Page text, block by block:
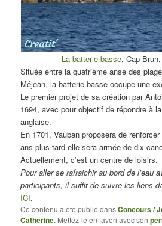
La batterie basse, Cap
Située entre la quatrième anse des
Méjean, la batterie basse occupe une
Le premier projet de sa création par
1694, avec pour objectif de répondre à
anglaise.
En 1701, Vauban proposera de
ans plus tard elle sera armée de dix
Actuellement, c’est un centre de loisirs.
Pour aller se rafraichir au bord de l’eau
participants, il suffit de suivre les liens
ICI.
Ce contenu a été publié dansConcours /
Catherine. Mettez-le en favori avec son